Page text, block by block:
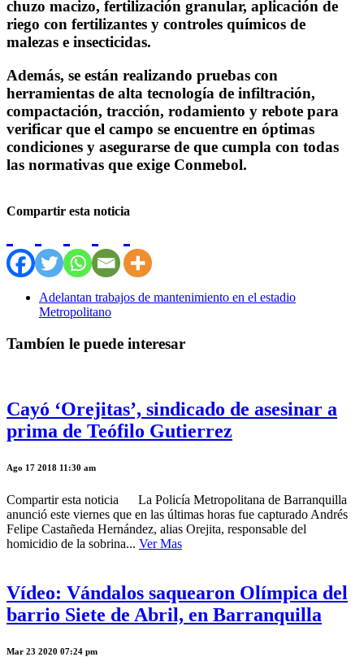
chuzo macizo, fertilización granular, aplicación de
riego con fertilizantes y controles químicos de
malezas e insecticidas.
Además, se están realizando pruebas con
herramientas de alta tecnología de infiltración,
compactación, tracción, rodamiento y rebote para
verificar que el campo se encuentre en óptimas
condiciones y asegurarse de que cumpla con todas
las normativas que exige Conmebol.
Compartir esta noticia
Adelantan trabajos de mantenimiento en el estadio
Metropolitano
Tambíen le puede interesar
Cayó ‘Orejitas’, sindicado de asesinar a
prima de Teófilo Gutierrez
Ago 17 2018 11:30 am
Compartir esta noticia La Policía Metropolitana de Barranquilla
anunció este viernes que en las últimas horas fue capturado Andrés
Felipe Castañeda Hernández, alias Orejita, responsable del
homicidio de la sobrina... Ver Mas
Vídeo: Vándalos saquearon Olímpica del
barrio Siete de Abril, en Barranquilla
Mar 23 2020 07:24 pm